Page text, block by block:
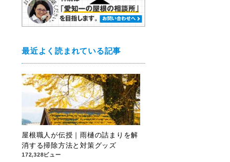
最近よく読まれている記事
屋根職人が伝授｜雨樋の詰まりを解
消する掃除方法と対策グッズ
172,328ビュー